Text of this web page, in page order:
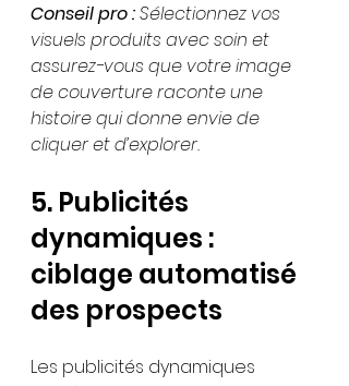
Conseil pro :Sélectionnez vos
visuels produits avec soin et
assurez-vous que votre image
de couverture raconte une
histoire qui donne envie de
cliquer et d’explorer.
5. Publicités
dynamiques :
ciblage automatisé
des prospects
Les publicités dynamiques